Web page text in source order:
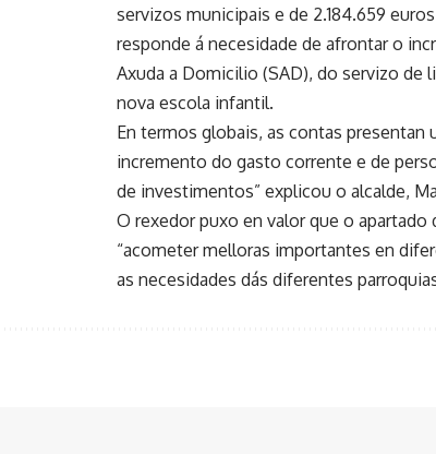
servizos municipais e de 2.184.659
responde á necesidade de afrontar o
Axuda a Domicilio (SAD), do servizo de
nova escola infantil.
En termos globais, as contas
incremento do gasto corrente e de
de investimentos” explicou o alcalde,
O rexedor puxo en valor que o
“acometer melloras importantes en
as necesidades dás diferentes